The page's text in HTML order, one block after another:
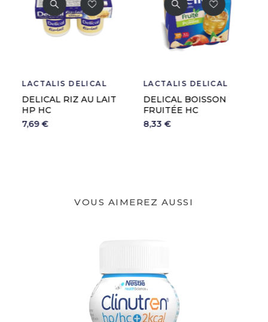
LACTALIS DELICAL
DELICAL BOISSON
FRUITÉE HC
8,33 €
NESTLE
CLINUTREN THICKEN
UP CLEAR
12,00 €
VOUS AIMEREZ AUSSI